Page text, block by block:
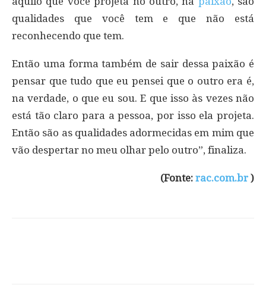
qualidades que você tem e que não está
reconhecendo que tem.
Então uma forma também de sair dessa paixão é
pensar que tudo que eu pensei que o outro era é,
na verdade, o que eu sou. E que isso às vezes não
está tão claro para a pessoa, por isso ela projeta.
Então são as qualidades adormecidas em mim que
vão despertar no meu olhar pelo outro”, finaliza.
(Fonte: rac.com.br )